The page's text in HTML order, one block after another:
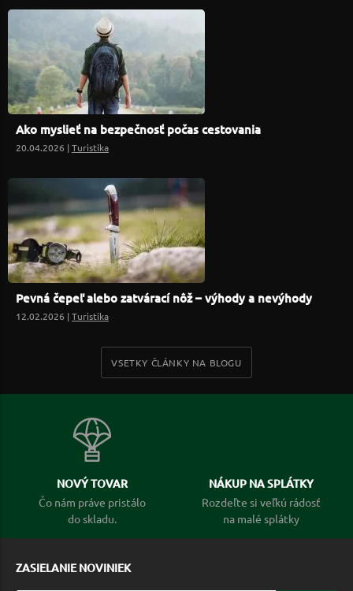
Ako myslieť na bezpečnosť počas cestovania
20.04.2026 |Turistika
Pevná čepeľ alebo zatvárací nôž – výhody a nevýhody
12.02.2026 |Turistika
VSETKY ČLÁNKY NA BLOGU
NOVÝ TOVAR
Čo nám práve pristálo
do skladu.
NÁKUP NA SPLÁTKY
Rozdeľte si veľkú rádosť
na malé splátky
ZASIELANIE NOVINIEK